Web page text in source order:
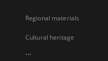
Regional materials
Cultural heritage
...